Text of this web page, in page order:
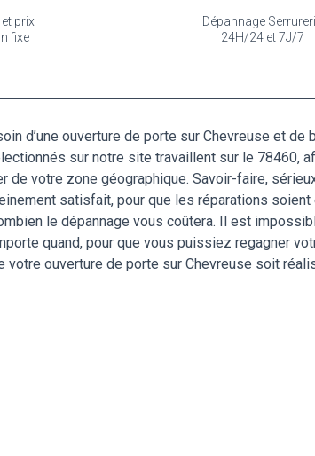
prix
fixe
Dépannage
24H/24 et 7J/7
d’une ouverture de porte sur Chevreuse et
sur notre site travaillent sur le 78460,
de votre zone géographique. Savoir-faire,
satisfait, pour que les réparations
le dépannage vous coûtera. Il est
quand, pour que vous puissiez regagner
votre ouverture de porte sur Chevreuse soit